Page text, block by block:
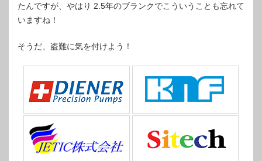
たんですが、やはり 2.5年のブランクでこういうことも忘れて
いますね！
そうだ、盗難に気を付けよう！